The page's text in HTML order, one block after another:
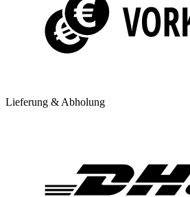
Lieferung & Abholung